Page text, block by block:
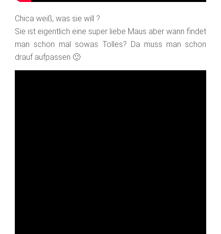
Chica weiß, was sie will ?
Sie ist eigentlich eine super liebe Maus aber wann findet
man schon mal sowas Tolles? Da muss man schon
drauf aufpassen 🙂